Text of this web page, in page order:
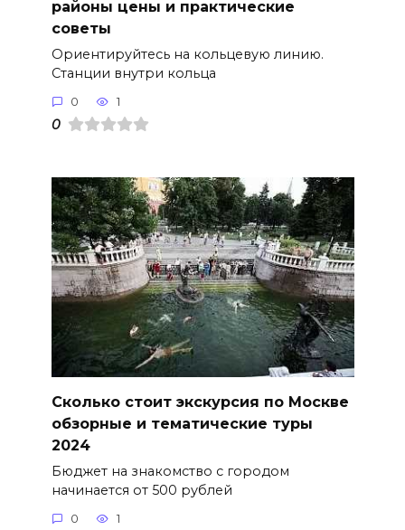
районы цены и практические
советы
Ориентируйтесь на кольцевую линию.
Станции внутри кольца
0 1
0
Сколько стоит экскурсия по Москве
обзорные и тематические туры
2024
Бюджет на знакомство с городом
начинается от 500 рублей
0 1